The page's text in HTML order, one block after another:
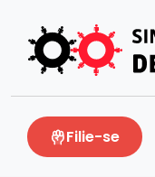
Filie-se